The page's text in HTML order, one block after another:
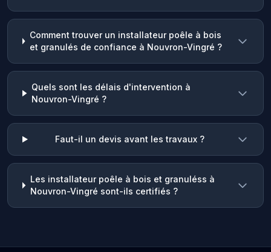
Comment trouver un installateur poêle à bois
et granulés de confiance à Nouvron-Vingré ?
Quels sont les délais d'intervention à
Nouvron-Vingré ?
Faut-il un devis avant les travaux ?
Les installateur poêle à bois et granuléss à
Nouvron-Vingré sont-ils certifiés ?